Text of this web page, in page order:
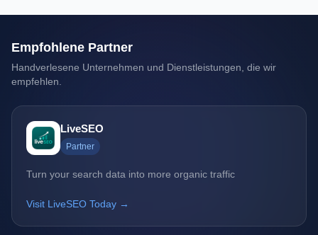
Empfohlene Partner
Handverlesene Unternehmen und Dienstleistungen, die wir
empfehlen.
LiveSEO
Partner
Turn your search data into more organic traffic
Visit LiveSEO Today →